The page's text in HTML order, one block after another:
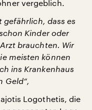
vergeblich.
gefährlich, dass es
Kinder oder
brauchten. Wir
meisten können
ins Krankenhaus
Geld“,
Logothetis, die